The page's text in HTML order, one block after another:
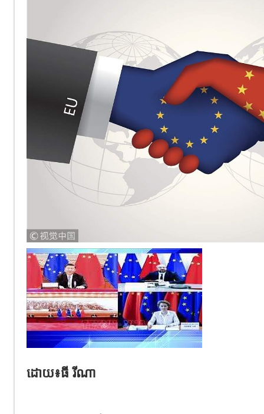
ដោយ៖ធី រីណា